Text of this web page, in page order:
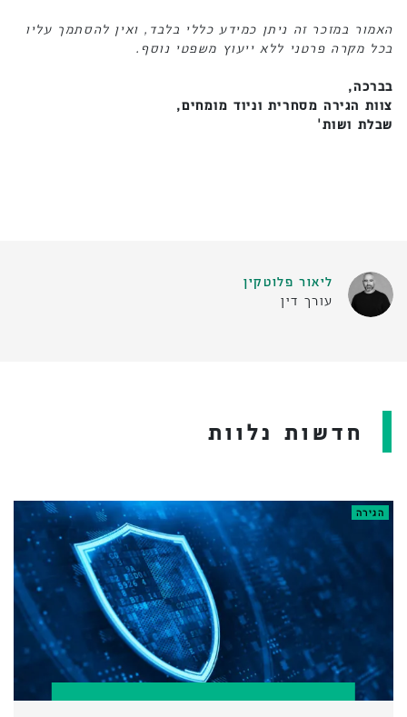
האמור במזכר זה ניתן כמידע כללי בלבד, ואין להסתמך עליו
בכל מקרה פרטני ללא ייעוץ משפטי נוסף.
בברכה,
צוות הגירה מסחרית וניוד מומחים,
שבלת ושות'
ליאור פלוטקין
עורך דין
חדשות נלוות
הגירה